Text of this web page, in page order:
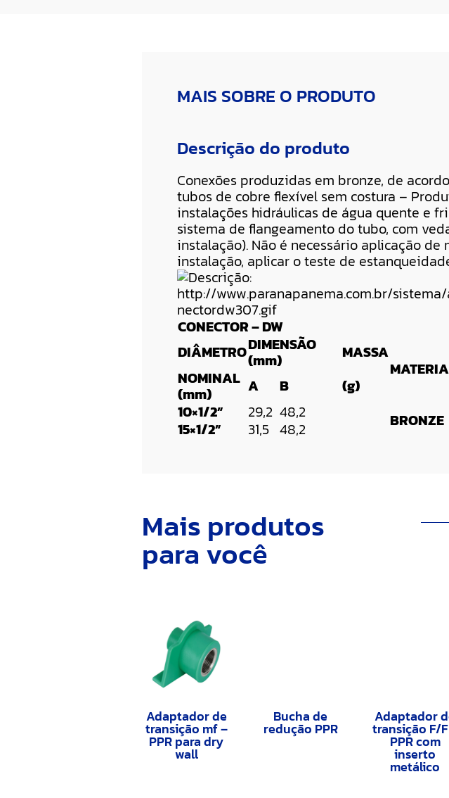
MAIS SOBRE O PRODUTO
Descrição do produto
Conexões produzidas em bronze, de
tubos de cobre flexível sem costura –
instalações hidráulicas de água quente e
sistema de flangeamento do tubo, com
instalação). Não é necessário aplicação
instalação, aplicar o teste de
CONECTOR – DW
DIÂMETRODIMENSÃO
(mm)
MASSA
NOMINAL
(mm) A B
(g)
10×1/2”
29,2 48,2 BRONZE
15×1/2” 31,5 48,2
Mais produtos
para você
Adaptador de
transição mf –
PPR para dry
wall
Bucha de
redução PPR
Adaptador
transição F/
PPR com
inserto
metálico